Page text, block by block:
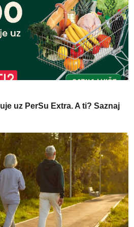
uz PerSu Extra. A ti? Saznaj